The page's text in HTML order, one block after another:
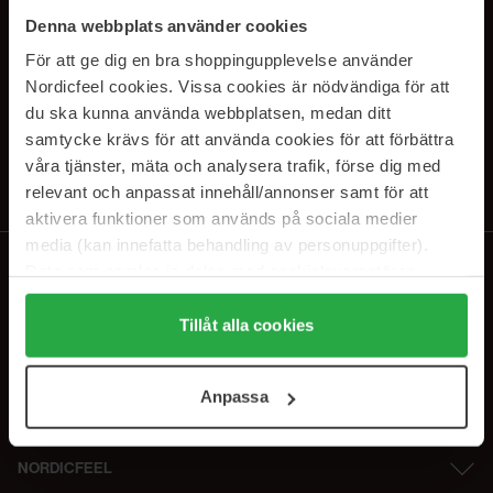
Denna webbplats använder cookies
För att ge dig en bra shoppingupplevelse använder
Nordicfeel cookies. Vissa cookies är nödvändiga för att
du ska kunna använda webbplatsen, medan ditt
samtycke krävs för att använda cookies för att förbättra
våra tjänster, mäta och analysera trafik, förse dig med
relevant och anpassat innehåll/annonser samt för att
aktivera funktioner som används på sociala medier
media (kan innefatta behandling av personuppgifter).
Genom att trycka på "Tillåt alla cookies" accepterar du
alla cookies, medan du under "Detaljer" kan anpassa
användningen av cookies. Du kan när som helst återkalla
samt vår Integritetspolicy.
Tillåt alla cookies
Anpassa
SUBSCRIBE TO OUR
NEWSLETTER
Tilaamalla hyväksyttietosuojakäytäntömme. Peruuta tilaus milloin
tahansa.
NORDICFEEL